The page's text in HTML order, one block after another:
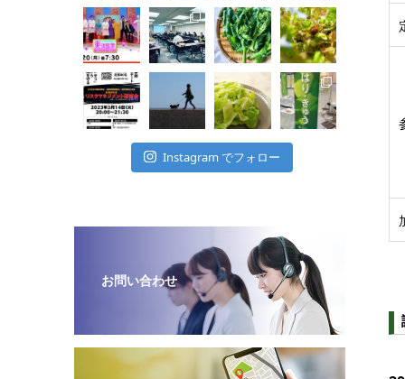
Instagram でフォロー
お問い合わせ